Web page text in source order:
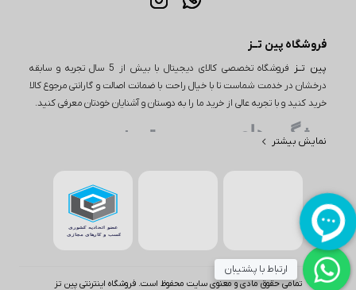
فروشگاه پین تــز
پین تــز
فروشگاه تخصصی کالای دیجیتال با بیش از 5 سال تجربه و سابقه
درخشان در خدمت شماست تا با خیال راحت با ضمانت اصالت و گارانتی مرجوع کالا
خرید کنید و با تجربه عالی از خرید ما را به دوستان و آشنایان خودتان معرفی کنید.
ویژگی های مهم پین تـــز
فروشگاه اینترنتی طیف وسیعی از کالاها را در دسته‌های مختلف از جمله
لوازم دیجیتال، لوازم خانگی و بسیاری از محصولات دیگر ارائه می‌دهد. به
عنوان مثال، اگر به دنبال خرید یا بررسی قیمت گوشی باشید، پین تز
مجموعه‌ای از بهترین گوشی‌ها از برندهای معتبر اپل و سامسونگ مانند آیفون
بسیاری از برندهای دیگر را در اختیار شما قرار می‌دهد. همچنین برای
علاقه‌مندان به لوازم دیجیتال، این فروشگاه اینترنتی انواع لپ تاپ، تلویزیون،
نمایش بیشتر
تمامی حقوق مادی و معنوی سایت محفوظ است. فروشگاه اینترنتی پین تز
ارتباط با پشتیبان